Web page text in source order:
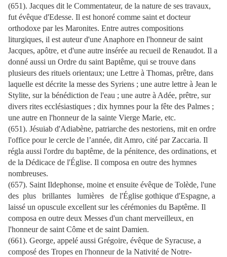
(651). Jacques dit le Commentateur, de la nature de ses travaux,
fut évêque d'Edesse. Il est honoré comme saint et docteur
orthodoxe par les Maronites. Entre autres compositions
liturgiques, il est auteur d'une Anaphore en l'honneur de saint
Jacques, apôtre, et d'une autre insérée au recueil de Renaudot. Il a
donné aussi un Ordre du saint Baptême, qui se trouve dans
plusieurs des rituels orientaux; une Lettre à Thomas, prêtre, dans
laquelle est décrite la messe des Syriens ; une autre lettre à Jean le
Stylite, sur la bénédiction de l'eau ; une autre à Adée, prêtre, sur
divers rites ecclésiastiques ; dix hymnes pour la fête des Palmes ;
une autre en l'honneur de la sainte Vierge Marie, etc.
(651). Jésuiab d'Adiabène, patriarche des nestoriens, mit en ordre
l'office pour le cercle de l’année, dit Amro, cité par Zaccaria. Il
régla aussi l'ordre du baptême, de la pénitence, des ordinations, et
de la Dédicace de l'Église. Il composa en outre des hymnes
nombreuses.
(657). Saint Ildephonse, moine et ensuite évêque de Tolède, l'une
des plus brillantes lumières de l'Église gothique d'Espagne, a
laissé un opuscule excellent sur les cérémonies du Baptême. Il
composa en outre deux Messes d'un chant merveilleux, en
l'honneur de saint Côme et de saint Damien.
(661). George, appelé aussi Grégoire, évêque de Syracuse, a
composé des Tropes en l'honneur de la Nativité de Notre-